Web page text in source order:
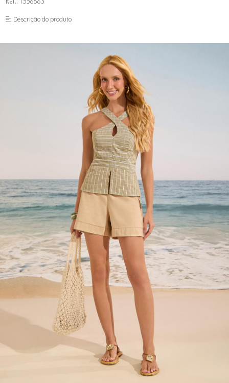
FUSEA-AGOSTO I-
LONGO-AGOSTO I-
MACAC-AGOSTO I-
Descrição do produto